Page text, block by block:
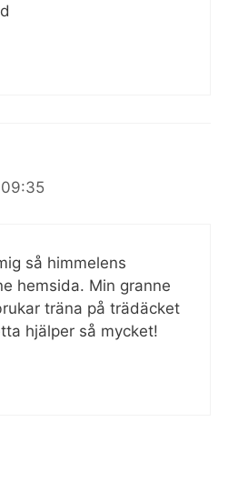
så himmelens
hemsida. Min granne
träna på trädäcket
hjälper så mycket!